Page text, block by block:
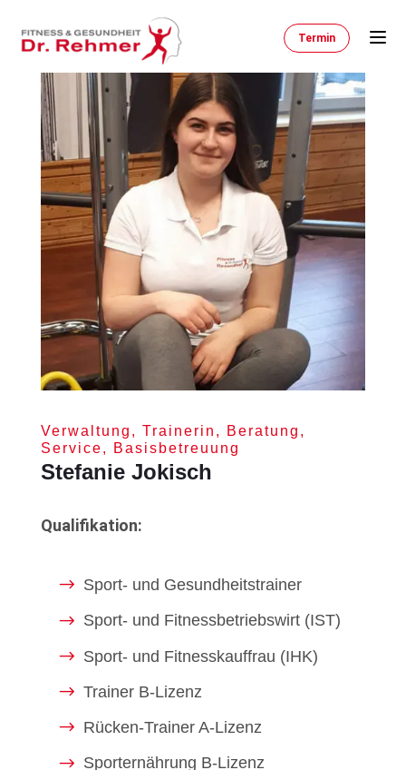
Termin
Verwaltung, Trainerin, Beratung,
Service, Basisbetreuung
Stefanie Jokisch
Qualifikation:
Sport- und Gesundheitstrainer
Sport- und Fitnessbetriebswirt (IST)
Sport- und Fitnesskauffrau (IHK)
Trainer B-Lizenz
Rücken-Trainer A-Lizenz
Sporternährung B-Lizenz